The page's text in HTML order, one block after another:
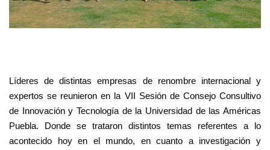
Líderes de distintas empresas de renombre internacional y
expertos se reunieron en la VII Sesión de Consejo Consultivo
de Innovación y Tecnología de la Universidad de las Américas
Puebla. Donde se trataron distintos temas referentes a lo
acontecido hoy en el mundo, en cuanto a investigación y